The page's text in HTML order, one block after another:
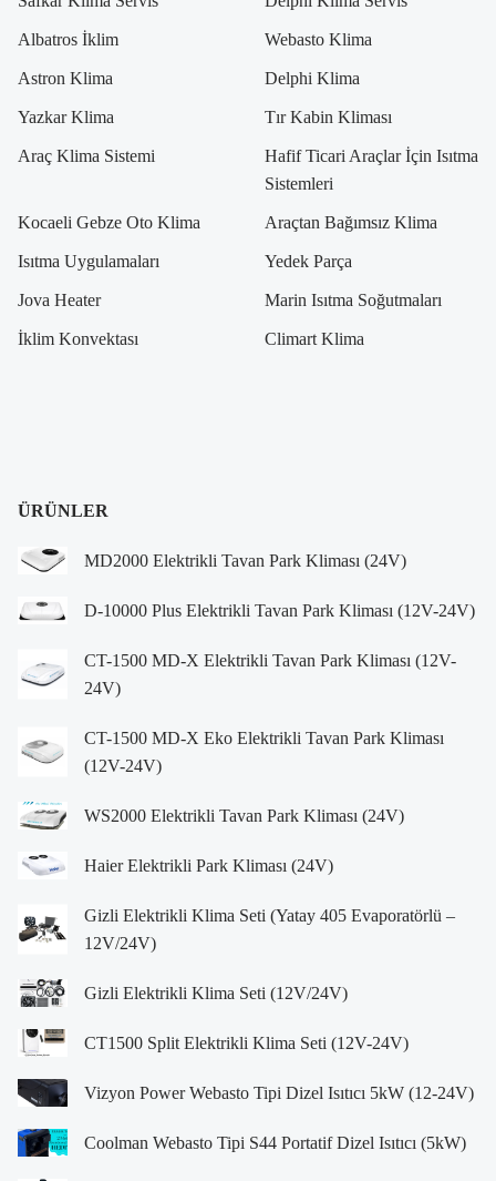
Albatros İklim Webasto Klima
Astron Klima Delphi Klima
Yazkar Klima Tır Kabin Kliması
Araç Klima Sistemi
Hafif Ticari Araçlar İçin Isıtma
Sistemleri
Kocaeli Gebze Oto Klima Araçtan Bağımsız Klima
Isıtma Uygulamaları Yedek Parça
Jova Heater Marin Isıtma Soğutmaları
İklim Konvektası Climart Klima
ÜRÜNLER
MD2000 Elektrikli Tavan Park Kliması (24V)
D-10000 Plus Elektrikli Tavan Park Kliması (12V-24V)
CT-1500 MD-X Elektrikli Tavan Park Kliması (12V-
24V)
CT-1500 MD-X Eko Elektrikli Tavan Park Kliması
(12V-24V)
WS2000 Elektrikli Tavan Park Kliması (24V)
Haier Elektrikli Park Kliması (24V)
Gizli Elektrikli Klima Seti (Yatay 405 Evaporatörlü –
12V/24V)
Gizli Elektrikli Klima Seti (12V/24V)
CT1500 Split Elektrikli Klima Seti (12V-24V)
Vizyon Power Webasto Tipi Dizel Isıtıcı 5kW (12-24V)
Coolman Webasto Tipi S44 Portatif Dizel Isıtıcı (5kW)